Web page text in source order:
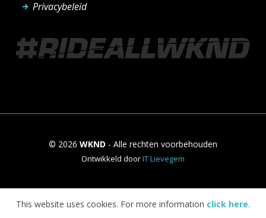
Privacybeleid
© 2026 WKND - Alle rechten voorbehouden
Ontwikkeld doorIT Lievegem
This website uses cookies. For more information click here.